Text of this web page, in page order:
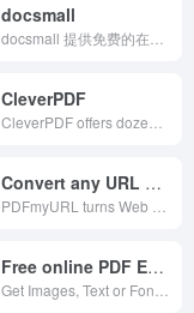
docsmall
CleverPDF
Convert any URL or Web Page to PDF. Online HTML to PDF API service.
Free online PDF Extractor